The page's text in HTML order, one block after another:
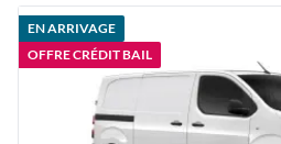
EN ARRIVAGE
OFFRE CRÉDIT BAIL